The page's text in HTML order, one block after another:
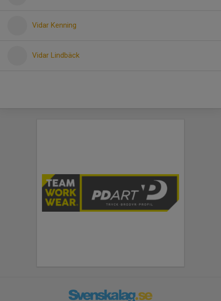
Vidar Kenning
Vidar Lindbäck